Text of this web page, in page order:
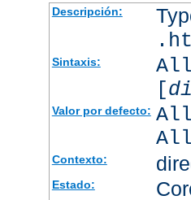
Descripción:
Sintaxis:
[
Valor por defecto:
Contexto:
Estado: